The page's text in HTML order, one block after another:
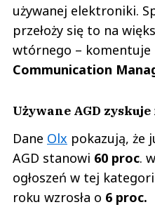
używanej elektroniki.
przełoży się to na
wtórnego – komentuje
Communication
Używane AGD
Dane Olx pokazują, że
AGD stanowi 60 proc.
ogłoszeń w tej
roku wzrosła o 6 proc.